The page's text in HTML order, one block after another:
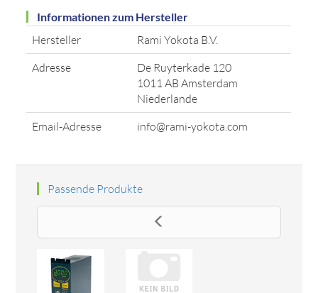
Informationen zum Hersteller
Hersteller
Rami Yokota B.V.
Adresse
De Ruyterkade 120
1011 AB Amsterdam
Niederlande
Email-Adresse
info@rami-yokota.com
Passende Produkte